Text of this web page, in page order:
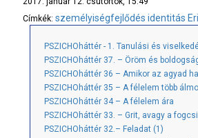
Címkék: személyiségfejlődés identitás
PSZICHOháttér - 1. Tanulási és
PSZICHOháttér 37. – Öröm és
PSZICHOháttér 36 – Amikor az agyad
PSZICHOháttér 35 – A félelem több
PSZICHOháttér 34 – A félelem ára
PSZICHOháttér 33. – Grit, avagy a
PSZICHOháttér 32.– Feladat (1)